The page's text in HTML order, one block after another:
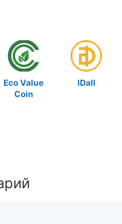
Eco Value
Coin
IDall